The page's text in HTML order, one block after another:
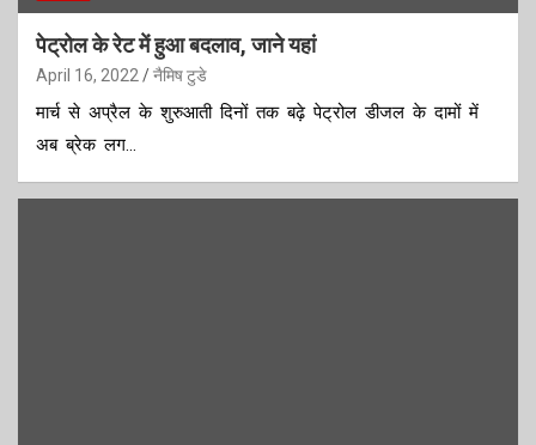
पेट्रोल के रेट में हुआ बदलाव, जाने यहां
April 16, 2022 नैमिष टुडे
मार्च से अप्रैल के शुरुआती दिनों तक बढ़े पेट्रोल डीजल के दामों में
अब ब्रेक लग…